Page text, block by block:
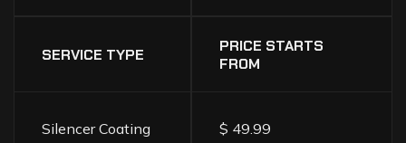
SERVICE TYPE
PRICE STARTS
FROM
Silencer Coating $ 49.99